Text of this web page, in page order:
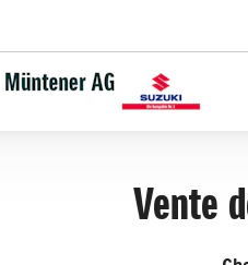
Vente